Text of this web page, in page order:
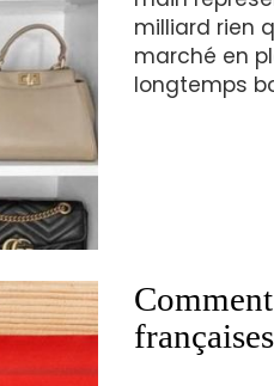
milliard rien
marché en
longtemps